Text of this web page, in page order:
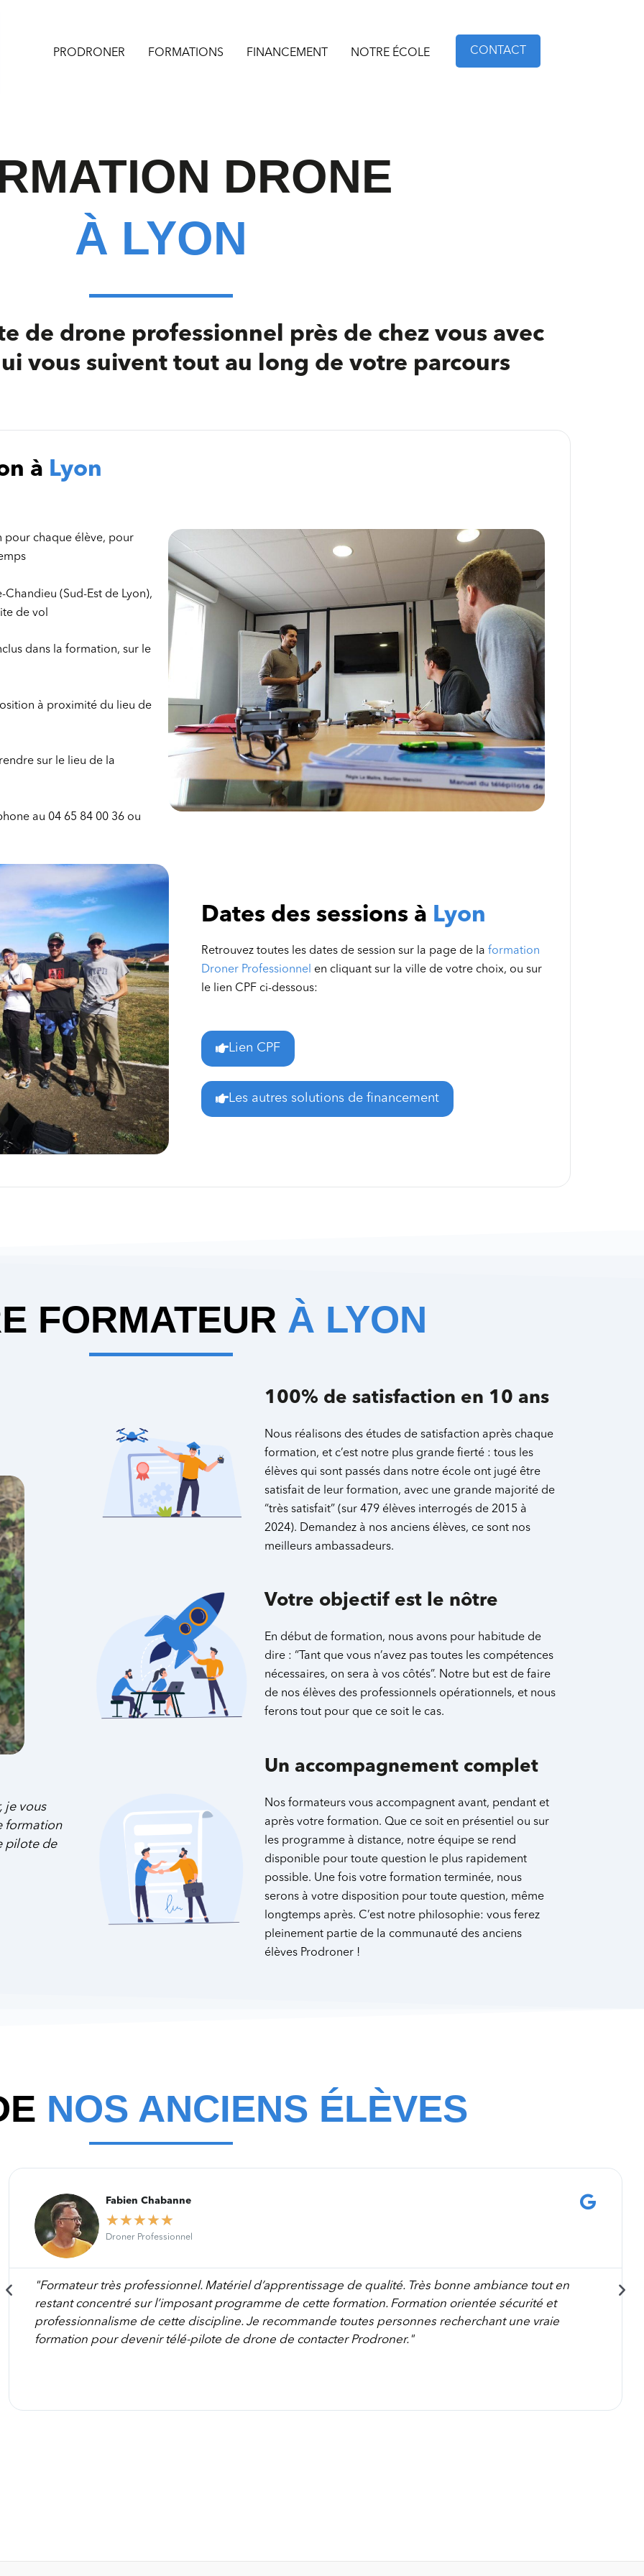
PRODRONER FORMATIONS FINANCEMENT NOTRE ÉCOLE CONTACT
DRONE
À LYON
de drone professionnel près de chez vous avec
vous suivent tout au long de votre parcours
à Lyon
pour chaque élève, pour
Chandieu (Sud-Est de Lyon),
de vol
dans la formation, sur le
à proximité du lieu de
sur le lieu de la
au 04 65 84 00 36 ou
Dates des sessions à Lyon
Retrouvez toutes les dates de session sur la page de laformation
Droner Professionnel en cliquant sur la ville de votre choix, ou sur
le lien CPF ci-dessous:
Lien CPF
Les autres solutions de financement
FORMATEUR À LYON
je vous
formation
pilote de
100% de satisfaction en 10 ans
Nous réalisons des études de satisfaction après chaque
formation, et c’est notre plus grande fierté : tous les
élèves qui sont passés dans notre école ont jugé être
satisfait de leur formation, avec une grande majorité de
“très satisfait” (sur 479 élèves interrogés de 2015 à
2024). Demandez à nos anciens élèves, ce sont nos
meilleurs ambassadeurs.
Votre objectif est le nôtre
En début de formation, nous avons pour habitude de
dire : “Tant que vous n’avez pas toutes les compétences
nécessaires, on sera à vos côtés”. Notre but est de faire
de nos élèves des professionnels opérationnels, et nous
ferons tout pour que ce soit le cas.
Un accompagnement complet
Nos formateurs vous accompagnent avant, pendant et
après votre formation. Que ce soit en présentiel ou sur
les programme à distance, notre équipe se rend
disponible pour toute question le plus rapidement
possible. Une fois votre formation terminée, nous
serons à votre disposition pour toute question, même
longtemps après. C’est notre philosophie: vous ferez
pleinement partie de la communauté des anciens
élèves Prodroner !
NOS ANCIENS ÉLÈVES
Fabien Chabanne
★★★★★
Droner Professionnel
"Formateur très professionnel. Matériel d’apprentissage de qualité. Très bonne ambiance tout en
restant concentré sur l’imposant programme de cette formation. Formation orientée sécurité et
professionnalisme de cette discipline. Je recommande toutes personnes recherchant une vraie
formation pour devenir télé-pilote de drone de contacter Prodroner."